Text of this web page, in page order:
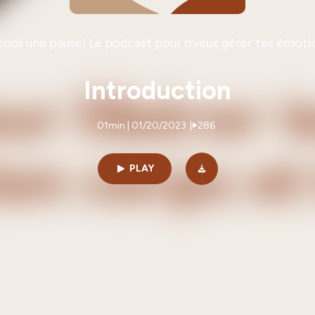
une pause! Le podcast pour mieux gérer tes
Introduction
01min | 01/20/2023 286
PLAY